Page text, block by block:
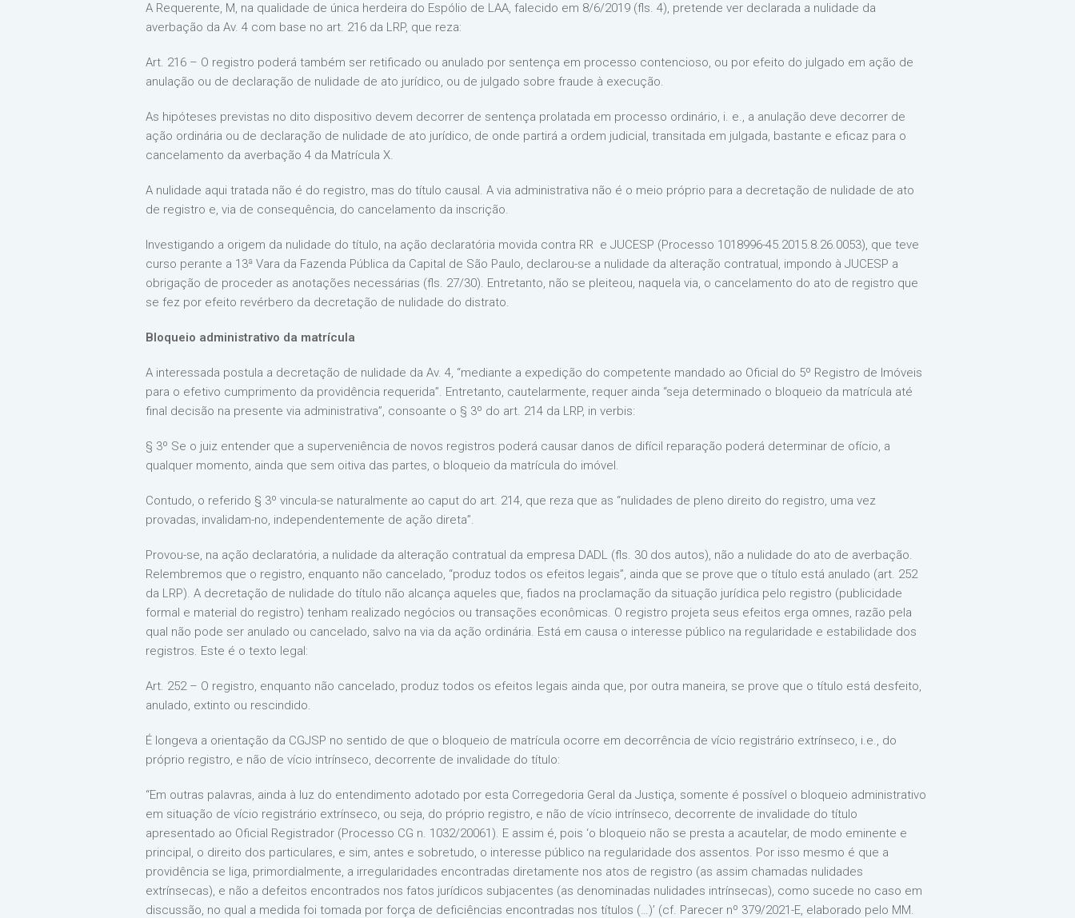
A Requerente, M, na qualidade de única herdeira do Espólio de LAA, falecido em 8/6/2019 (fls. 4), pretende ver declarada a nulidade da
averbação da Av. 4 com base no art. 216 da LRP, que reza:
Art. 216 – O registro poderá também ser retificado ou anulado por sentença em processo contencioso, ou por efeito do julgado em ação de
anulação ou de declaração de nulidade de ato jurídico, ou de julgado sobre fraude à execução.
As hipóteses previstas no dito dispositivo devem decorrer de sentença prolatada em processo ordinário, i. e., a anulação deve decorrer de
ação ordinária ou de declaração de nulidade de ato jurídico, de onde partirá a ordem judicial, transitada em julgada, bastante e eficaz para o
cancelamento da averbação 4 da Matrícula X.
A nulidade aqui tratada não é do registro, mas do título causal. A via administrativa não é o meio próprio para a decretação de nulidade de ato
de registro e, via de consequência, do cancelamento da inscrição.
Investigando a origem da nulidade do título, na ação declaratória movida contra RR e JUCESP (Processo 1018996-45.2015.8.26.0053), que teve
curso perante a 13ª Vara da Fazenda Pública da Capital de São Paulo, declarou-se a nulidade da alteração contratual, impondo à JUCESP a
obrigação de proceder as anotações necessárias (fls. 27/30). Entretanto, não se pleiteou, naquela via, o cancelamento do ato de registro que
se fez por efeito revérbero da decretação de nulidade do distrato.
Bloqueio administrativo da matrícula
A interessada postula a decretação de nulidade da Av. 4, “mediante a expedição do competente mandado ao Oficial do 5º Registro de Imóveis
para o efetivo cumprimento da providência requerida”. Entretanto, cautelarmente, requer ainda “seja determinado o bloqueio da matrícula até
final decisão na presente via administrativa”, consoante o § 3º do art. 214 da LRP, in verbis:
§ 3º Se o juiz entender que a superveniência de novos registros poderá causar danos de difícil reparação poderá determinar de ofício, a
qualquer momento, ainda que sem oitiva das partes, o bloqueio da matrícula do imóvel.
Contudo, o referido § 3º vincula-se naturalmente ao caput do art. 214, que reza que as “nulidades de pleno direito do registro, uma vez
provadas, invalidam-no, independentemente de ação direta”.
Provou-se, na ação declaratória, a nulidade da alteração contratual da empresa DADL (fls. 30 dos autos), não a nulidade do ato de averbação.
Relembremos que o registro, enquanto não cancelado, “produz todos os efeitos legais”, ainda que se prove que o título está anulado (art. 252
da LRP). A decretação de nulidade do título não alcança aqueles que, fiados na proclamação da situação jurídica pelo registro (publicidade
formal e material do registro) tenham realizado negócios ou transações econômicas. O registro projeta seus efeitos erga omnes, razão pela
qual não pode ser anulado ou cancelado, salvo na via da ação ordinária. Está em causa o interesse público na regularidade e estabilidade dos
registros. Este é o texto legal:
Art. 252 – O registro, enquanto não cancelado, produz todos os efeitos legais ainda que, por outra maneira, se prove que o título está desfeito,
anulado, extinto ou rescindido.
É longeva a orientação da CGJSP no sentido de que o bloqueio de matrícula ocorre em decorrência de vício registrário extrínseco, i.e., do
próprio registro, e não de vício intrínseco, decorrente de invalidade do título:
“Em outras palavras, ainda à luz do entendimento adotado por esta Corregedoria Geral da Justiça, somente é possível o bloqueio administrativo
em situação de vício registrário extrínseco, ou seja, do próprio registro, e não de vício intrínseco, decorrente de invalidade do título
apresentado ao Oficial Registrador (Processo CG n. 1032/20061). E assim é, pois ‘o bloqueio não se presta a acautelar, de modo eminente e
principal, o direito dos particulares, e sim, antes e sobretudo, o interesse público na regularidade dos assentos. Por isso mesmo é que a
providência se liga, primordialmente, a irregularidades encontradas diretamente nos atos de registro (as assim chamadas nulidades
extrínsecas), e não a defeitos encontrados nos fatos jurídicos subjacentes (as denominadas nulidades intrínsecas), como sucede no caso em
discussão, no qual a medida foi tomada por força de deficiências encontradas nos títulos (…)’ (cf. Parecer nº 379/2021-E, elaborado pelo MM.